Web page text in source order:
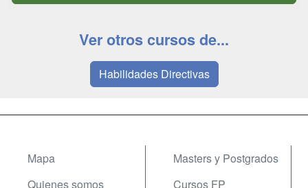
Ver otros cursos de...
Habilidades Directivas
Mapa
Quienes somos
Masters y Postgrados
Cursos FP